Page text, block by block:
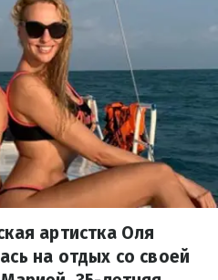
артистка Оля
на отдых со своей